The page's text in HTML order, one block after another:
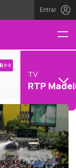
Entrar
TV
RTP